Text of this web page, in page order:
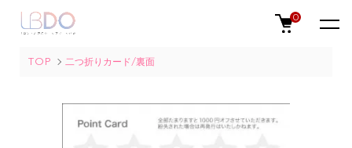
0
TOP 二つ折りカード/裏面